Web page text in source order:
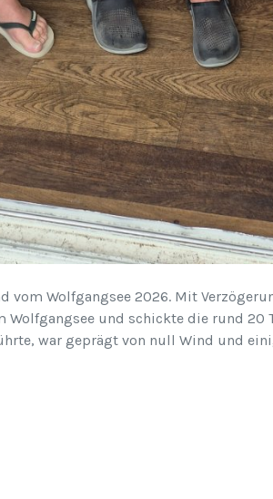
vom Wolfgangsee 2026. Mit
Wolfgangsee und schickte die rund
war geprägt von null Wind und